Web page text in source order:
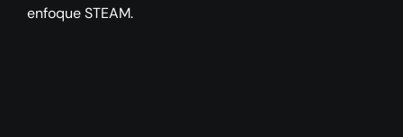
enfoque STEAM.